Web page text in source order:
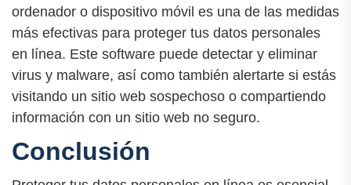
ordenador o dispositivo móvil es una de las medidas
más efectivas para proteger tus datos personales
en línea. Este software puede detectar y eliminar
virus y malware, así como también alertarte si estás
visitando un sitio web sospechoso o compartiendo
información con un sitio web no seguro.
Conclusión